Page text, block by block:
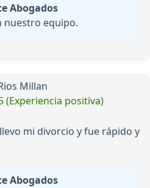
Abogados
nuestro equipo.
Millan
(Experiencia positiva)
mi divorcio y fue rápido y
Abogados